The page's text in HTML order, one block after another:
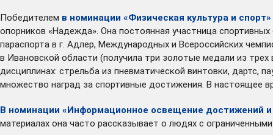
Победителем в номинации «Физическая культура и спорт»
опорников «Надежда». Она постоянная участница
параспорта в г. Адлер, Международных и Всероссийских
в Ивановской области (получила три золотые медали из
дисциплинах: стрельба из пневматической винтовки, дартс,
множество наград за спортивные достижения. В настоящее
В номинации «Информационное освещение достижений
материалах она часто рассказывает о людях с